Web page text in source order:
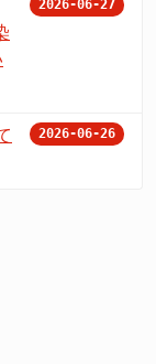
2026-06-27
2026-06-26